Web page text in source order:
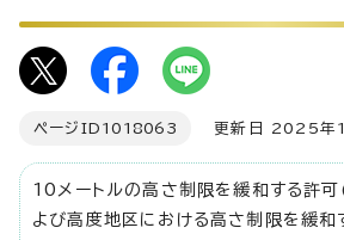
ページID 1018063 更新日 2025年
10メートルの高さ制限を緩和する許
よび高度地区における高さ制限を緩和